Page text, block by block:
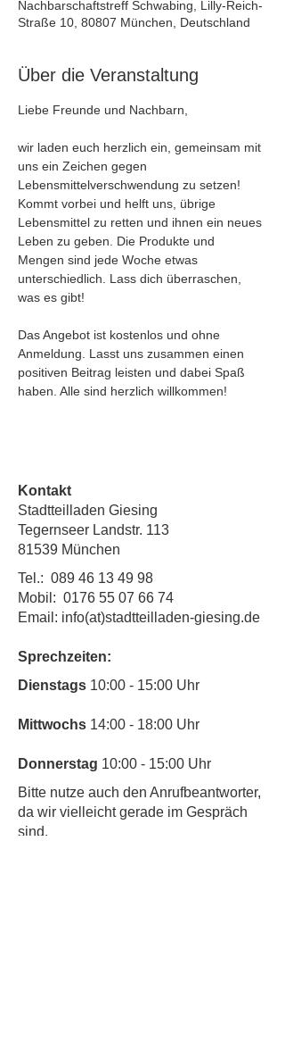
Nachbarschaftstreff Schwabing, Lilly-Reich-
Straße 10, 80807 München, Deutschland
Über die Veranstaltung
Liebe Freunde und Nachbarn,
wir laden euch herzlich ein, gemeinsam mit
uns ein Zeichen gegen
Lebensmittelverschwendung zu setzen!
Kommt vorbei und helft uns, übrige
Lebensmittel zu retten und ihnen ein neues
Leben zu geben. Die Produkte und
Mengen sind jede Woche etwas
unterschiedlich. Lass dich überraschen,
was es gibt!
Das Angebot ist kostenlos und ohne
Anmeldung. Lasst uns zusammen einen
positiven Beitrag leisten und dabei Spaß
haben. Alle sind herzlich willkommen!
Kontakt
Stadtteilladen Giesing
Tegernseer Landstr. 113
81539 München
Tel.: 089 46 13 49 98
Mobil: 0176 55 07 66 74
Email: info(at)stadtteilladen-giesing.de
Sprechzeiten:
​Dienstags 10:00 - 15:00 Uhr
Mittwochs 14:00 - 18:00 Uhr
Donnerstag 10:00 - 15:00 Uhr
​Bitte nutze auch den Anrufbeantworter,
da wir vielleicht gerade im Gespräch
sind.